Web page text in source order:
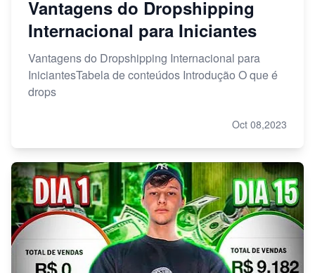
Vantagens do Dropshipping
Internacional para Iniciantes
Vantagens do Dropshipping Internacional para
IniciantesTabela de conteúdos Introdução O que é
drops
Oct 08,2023